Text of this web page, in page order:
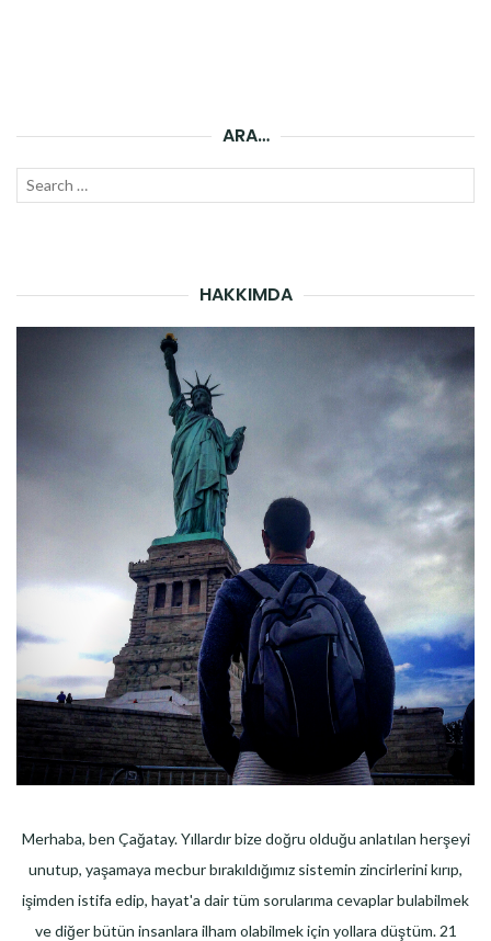
ARA…
Search
HAKKIMDA
Merhaba, ben Çağatay. Yıllardır bize doğru olduğu anlatılan herşeyi
unutup, yaşamaya mecbur bırakıldığımız sistemin zincirlerini kırıp,
işimden istifa edip, hayat'a dair tüm sorularıma cevaplar bulabilmek
ve diğer bütün insanlara ilham olabilmek için yollara düştüm. 21